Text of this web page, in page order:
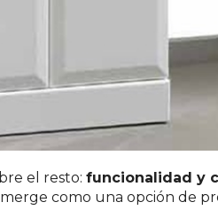
el resto: funcionalidad y
como una opción de